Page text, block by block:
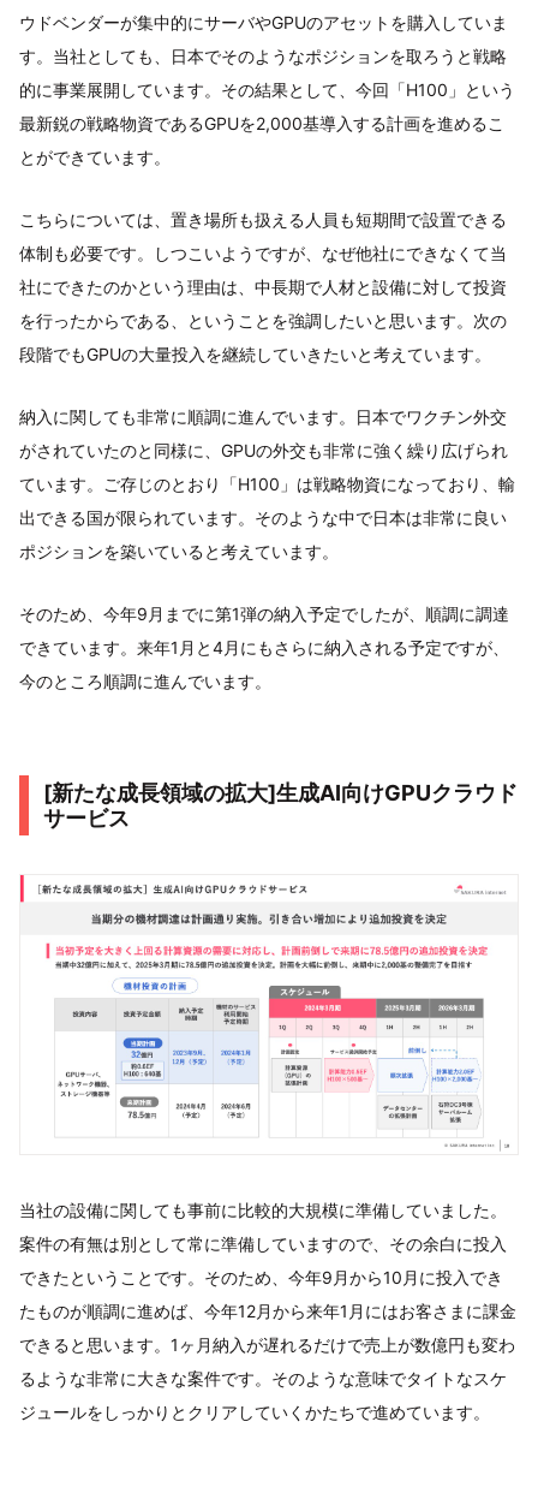
ウドベンダーが集中的にサーバやGPUのアセットを購入していま
す。当社としても、日本でそのようなポジションを取ろうと戦略
的に事業展開しています。その結果として、今回「H100」という
最新鋭の戦略物資であるGPUを2,000基導入する計画を進めるこ
とができています。
こちらについては、置き場所も扱える人員も短期間で設置できる
体制も必要です。しつこいようですが、なぜ他社にできなくて当
社にできたのかという理由は、中長期で人材と設備に対して投資
を行ったからである、ということを強調したいと思います。次の
段階でもGPUの大量投入を継続していきたいと考えています。
納入に関しても非常に順調に進んでいます。日本でワクチン外交
がされていたのと同様に、GPUの外交も非常に強く繰り広げられ
ています。ご存じのとおり「H100」は戦略物資になっており、輸
出できる国が限られています。そのような中で日本は非常に良い
ポジションを築いていると考えています。
そのため、今年9月までに第1弾の納入予定でしたが、順調に調達
できています。来年1月と4月にもさらに納入される予定ですが、
今のところ順調に進んでいます。
[新たな成長領域の拡大]生成AI向けGPUクラウド
サービス
当社の設備に関しても事前に比較的大規模に準備していました。
案件の有無は別として常に準備していますので、その余白に投入
できたということです。そのため、今年9月から10月に投入でき
たものが順調に進めば、今年12月から来年1月にはお客さまに課金
できると思います。1ヶ月納入が遅れるだけで売上が数億円も変わ
るような非常に大きな案件です。そのような意味でタイトなスケ
ジュールをしっかりとクリアしていくかたちで進めています。